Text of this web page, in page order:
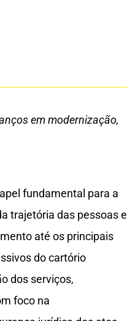
em modernização,
fundamental para a
trajetória das pessoas e
até os principais
do cartório
dos serviços,
foco na